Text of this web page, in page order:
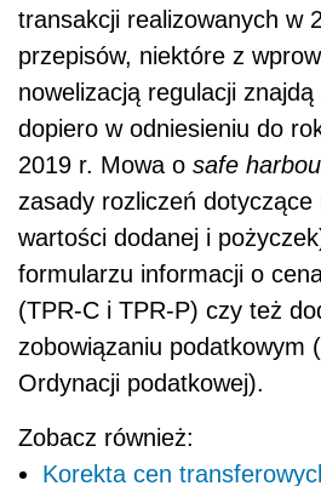
transakcji realizowanych w
przepisów, niektóre z
nowelizacją regulacji
dopiero w odniesieniu do
2019 r. Mowa o safe
zasady rozliczeń dotyczące
wartości dodanej i
formularzu informacji o
(TPR-C i TPR-P) czy też
zobowiązaniu podatkowym
Ordynacji podatkowej).
Zobacz również:
Korekta cen